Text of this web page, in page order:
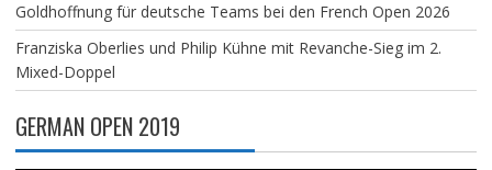
Goldhoffnung für deutsche Teams bei den French Open 2026
Franziska Oberlies und Philip Kühne mit Revanche-Sieg im 2.
Mixed-Doppel
GERMAN OPEN 2019